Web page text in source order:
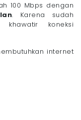
100 Mbps dengan
. Karena sudah
koneksi
internet